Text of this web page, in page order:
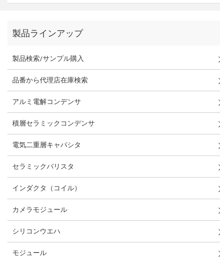
製品ラインアップ
製品検索/サンプル購入
品番から代理店在庫検索
アルミ電解コンデンサ
積層セラミックコンデンサ
電気二重層キャパシタ
セラミックバリスタ
インダクタ（コイル）
カメラモジュール
シリコンウエハ
モジュール